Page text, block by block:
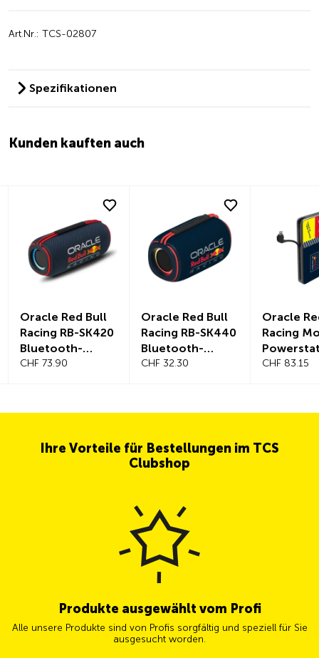
Art.Nr.: TCS-02807
Spezifikationen
Kunden kauften auch
Oracle Red Bull
Racing RB-SK420
Bluetooth-
Lautsprecher
CHF 73.90
Oracle Red Bull
Racing RB-SK440
Bluetooth-
Lautsprecher
CHF 32.30
Oracle
Racing
Plus
CHF 83.15
Ihre Vorteile für Bestellungen im TCS
Clubshop
Produkte ausgewählt vom Profi
Alle unsere Produkte sind von Profis sorgfältig und speziell für Sie
ausgesucht worden.